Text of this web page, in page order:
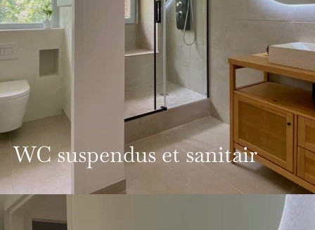
WC suspendus et sanitair